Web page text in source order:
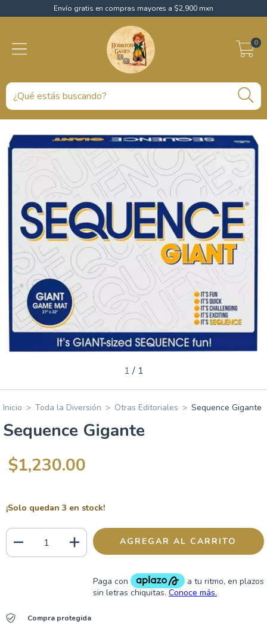
Envío gratis en compras mayores a $2,900 mxn
0
1 / 1
Inicio > Toda la Diversión > Otras Editoriales > Sequence Gigante
Sequence Gigante
$1,230.00
¡Solo quedan 3 en stock!
Compra protegida